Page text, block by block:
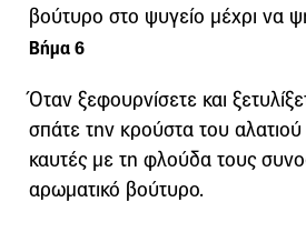
βούτυρο στο ψυγείο μέχρι να
Βήμα 6
Όταν ξεφουρνίσετε και
σπάτε την κρούστα του αλατιού
καυτές με τη φλούδα τους
αρωματικό βούτυρο.